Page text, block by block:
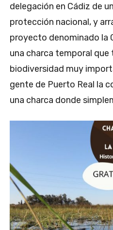
delegación en Cádiz de
protección nacional, y
proyecto denominado la
una charca temporal que
biodiversidad muy
gente de Puerto Real la
una charca donde